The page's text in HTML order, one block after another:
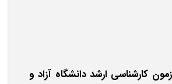
کارشناسی ارشد دانشگاه آزاد و